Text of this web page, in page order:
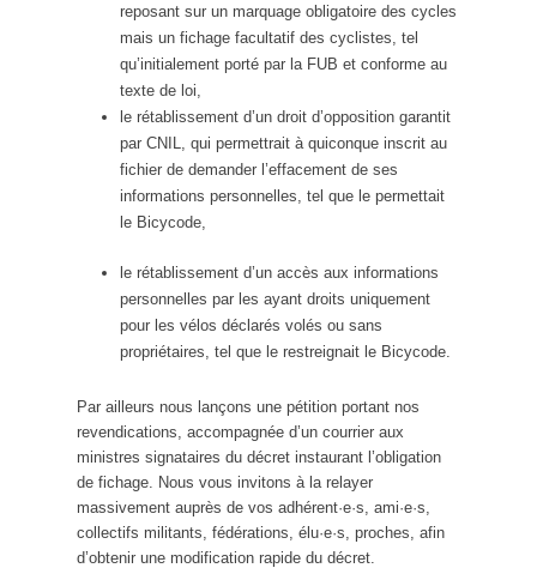
reposant sur un marquage obligatoire des cycles
mais un fichage facultatif des cyclistes, tel
qu’initialement porté par la FUB et conforme au
texte de loi,
le rétablissement d’un droit d’opposition garantit
par CNIL, qui permettrait à quiconque inscrit au
fichier de demander l’effacement de ses
informations personnelles, tel que le permettait
le Bicycode,
le rétablissement d’un accès aux informations
personnelles par les ayant droits uniquement
pour les vélos déclarés volés ou sans
propriétaires, tel que le restreignait le Bicycode.
Par ailleurs nous lançons une pétition portant nos
revendications, accompagnée d’un courrier aux
ministres signataires du décret instaurant l’obligation
de fichage. Nous vous invitons à la relayer
massivement auprès de vos adhérent·e·s, ami·e·s,
collectifs militants, fédérations, élu·e·s, proches, afin
d’obtenir une modification rapide du décret.